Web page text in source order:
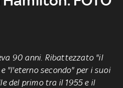
90 anni. Ribattezzato "il
"l'eterno secondo" per i suoi
del primo tra il 1955 e il